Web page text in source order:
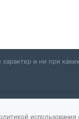
и ни при
использования